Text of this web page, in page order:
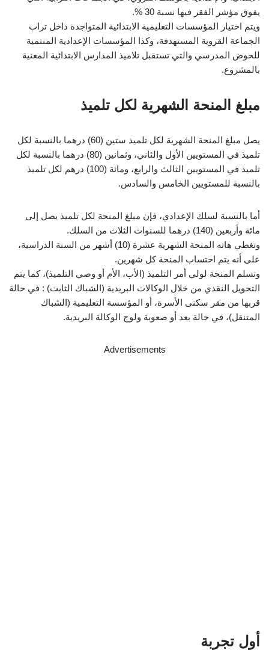
يفوق مؤشر الفقر فيها نسبة 30 %.
ويتم اختيار المؤسسات التعليمية الابتدائية المتواجدة داخل تراب
الجماعة القروية المستهدفة، وكذا المؤسسات الإعدادية المنتمية
للحوض المدرسي والتي تستقبل تلاميذ المدارس الابتدائية المعنية
بالمشروع.
مبلغ المنحة الشهرية لكل تلميذ
يصل مبلغ المنحة الشهرية لكل تلميذ ستين (60) درهما بالنسبة لكل
تلميذ في المستويين الأول والثاني، وثمانين (80) درهما بالنسبة لكل
تلميذ في المستويين الثالث والرابع، ومائة (100) درهم لكل تلميذ
بالنسبة للمستويين الخامس والسادس.
أما بالنسبة لسلك الإعدادي، فإن مبلغ المنحة لكل تلميذ يصل إلى
مائة وأربعين (140) درهما للسنوات الثلاث من السلك.
وتغطي هاته المنحة الشهرية عشرة (10) أشهر من السنة الدراسية،
على أنه يتم احتساب المنحة كل شهرين.
وتسلم المنحة لولي أمر التلميذ (الأب، الأم أو وصي التلميذ)، كما يتم
التحويل النقدي من خلال الوكالات البريدية (الشباك الثابت) : في حالة
قربها من مقر سكنى الأسرة، أو المؤسسة التعليمية (الشباك
المتنقل)، في حالة بعد أو صعوبة ولوج الوكالة البريدية.
Advertisements
أول تجربة